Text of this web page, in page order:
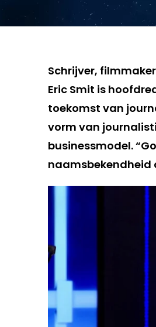
Schrijver,
Eric Smit is
toekomst van
vorm van
businessmodel.
naamsbekendheid